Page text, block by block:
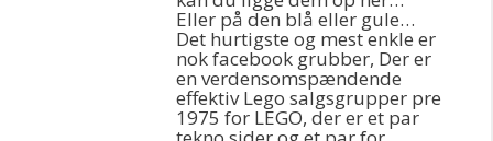
Eller på den blå eller gule…
Det hurtigste og mest enkle er
nok facebook grubber, Der er
en verdensomspændende
effektiv Lego salgsgrupper pre
1975 for LEGO, der er et par